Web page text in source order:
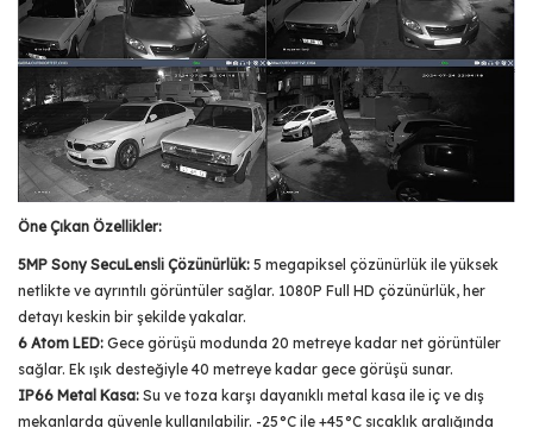
Öne Çıkan Özellikler:
5MP Sony SecuLensli Çözünürlük: 5 megapiksel çözünürlük ile yüksek
netlikte ve ayrıntılı görüntüler sağlar. 1080P Full HD çözünürlük, her
detayı keskin bir şekilde yakalar.
6 Atom LED: Gece görüşü modunda 20 metreye kadar net görüntüler
sağlar. Ek ışık desteğiyle 40 metreye kadar gece görüşü sunar.
IP66 Metal Kasa: Su ve toza karşı dayanıklı metal kasa ile iç ve dış
mekanlarda güvenle kullanılabilir. -25°C ile +45°C sıcaklık aralığında